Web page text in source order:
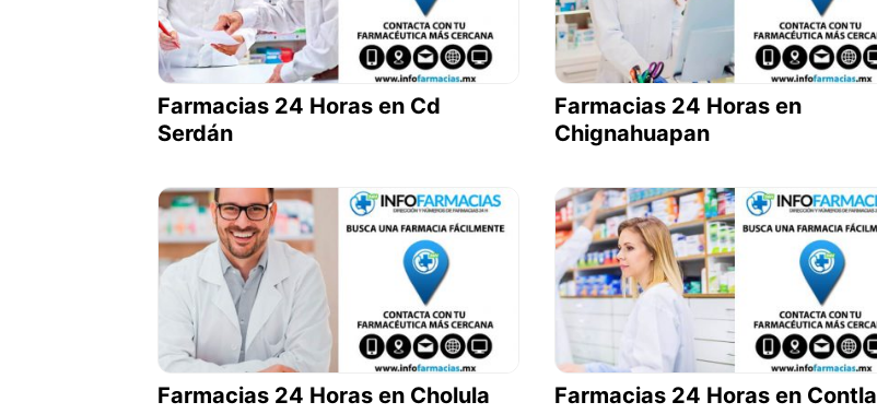
Farmacias 24 Horas en Cd
Serdán
Farmacias 24 Horas en
Chignahuapan
Farmacias 24 Horas en Cholula Farmacias 24 Horas en Contla